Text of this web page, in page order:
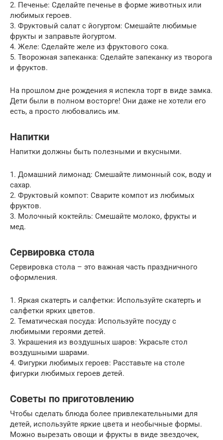
2. Печенье: Сделайте печенье в форме животных или
любимых героев.
3. Фруктовый салат с йогуртом: Смешайте любимые
фрукты и заправьте йогуртом.
4. Желе: Сделайте желе из фруктового сока.
5. Творожная запеканка: Сделайте запеканку из творога
и фруктов.
На прошлом дне рождения я испекла торт в виде замка.
Дети были в полном восторге! Они даже не хотели его
есть, а просто любовались им.
Напитки
Напитки должны быть полезными и вкусными.
1. Домашний лимонад: Смешайте лимонный сок, воду и
сахар.
2. Фруктовый компот: Сварите компот из любимых
фруктов.
3. Молочный коктейль: Смешайте молоко, фрукты и
мед.
Сервировка стола
Сервировка стола – это важная часть праздничного
оформления.
1. Яркая скатерть и салфетки: Используйте скатерть и
салфетки ярких цветов.
2. Тематическая посуда: Используйте посуду с
любимыми героями детей.
3. Украшения из воздушных шаров: Украсьте стол
воздушными шарами.
4. Фигурки любимых героев: Расставьте на столе
фигурки любимых героев детей.
Советы по приготовлению
Чтобы сделать блюда более привлекательными для
детей, используйте яркие цвета и необычные формы.
Можно вырезать овощи и фрукты в виде звездочек,